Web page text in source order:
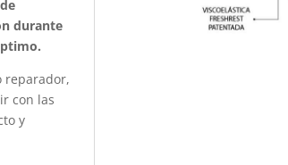
durante
reparador,
con las
y